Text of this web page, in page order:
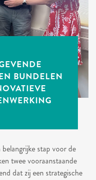
BUNDELEN
stap voor de
twee vooraanstaande
dat zij een strategische